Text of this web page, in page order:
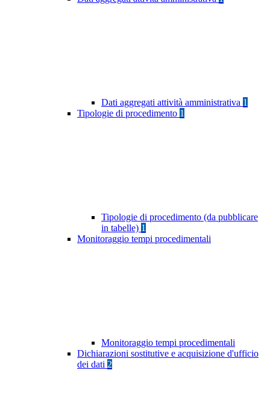
Dati aggregati attività amministrativa 1
Tipologie di procedimento 1
Tipologie di procedimento (da pubblicare
in tabelle) 1
Monitoraggio tempi procedimentali
Monitoraggio tempi procedimentali
Dichiarazioni sostitutive e acquisizione d'ufficio
dei dati 2